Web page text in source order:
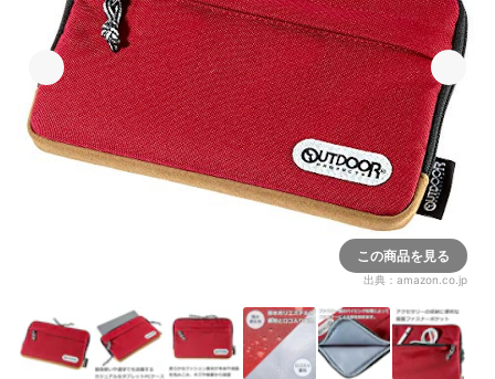
この商品を見る
出典： amazon.co.jp